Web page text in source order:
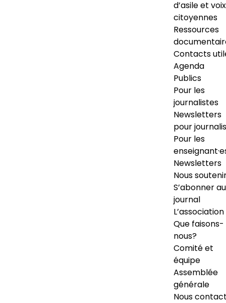
d’asile et voix
citoyennes
Ressources
Contacts
Agenda
Publics
Pour les
journalistes
Newsletters
pour
Pour les
Newsletters
Nous
S’abonner au
journal
L’association
Que faisons-
nous?
Comité et
équipe
Assemblée
générale
Nous